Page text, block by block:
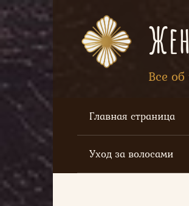
Перейти
к
контенту
Все
Главная страница
Уход за волосами